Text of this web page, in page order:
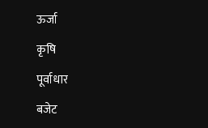
ऊर्जा
कृषि
पूर्वाधार
बजेट